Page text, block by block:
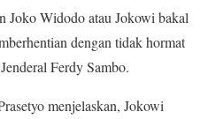
Joko Widodo atau Jokowi bakal
dengan tidak hormat
Ferdy Sambo.
menjelaskan, Jokowi